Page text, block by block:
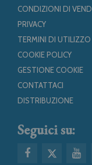
CONDIZIONI DI
PRIVACY
TERMINI DI
COOKIE POLICY
GESTIONE COOKIE
CONTATTACI
DISTRIBUZIONE
Seguici su: